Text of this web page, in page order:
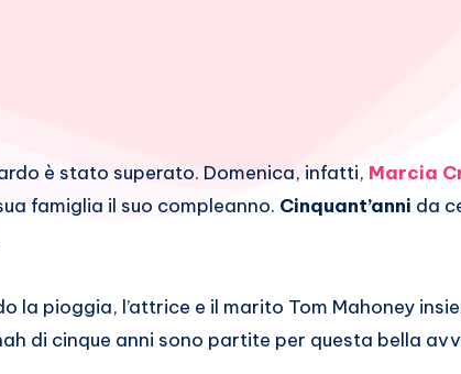
è stato superato. Domenica, infatti, Marcia
famiglia il suo compleanno. Cinquant’anni da
la pioggia, l’attrice e il marito Tom Mahoney
di cinque anni sono partite per questa bella